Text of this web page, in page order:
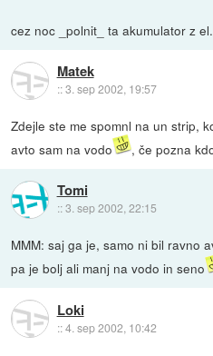
cez noc _polnit_ ta akumulator z
Matek
::3. sep 2002, 19:57
Zdejle ste me spomnl na un strip,
avto sam na vodo
, če pozna
Tomi
::3. sep 2002, 22:15
MMM: saj ga je, samo ni bil ravno
pa je bolj ali manj na vodo in seno
Loki
::4. sep 2002, 10:42